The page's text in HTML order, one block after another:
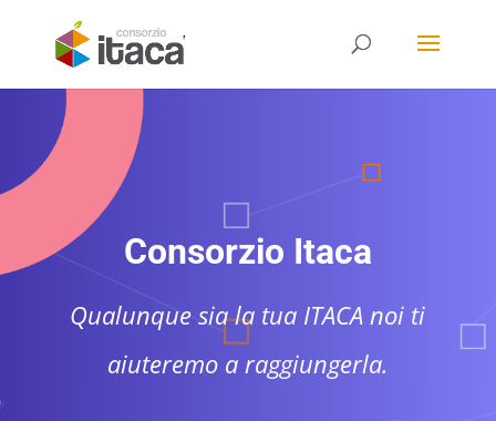
Consorzio Itaca
Qualunque sia la tua ITACA noi ti
aiuteremo a raggiungerla.